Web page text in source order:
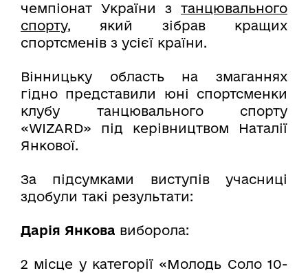
чемпіонат України з танцювального
спорту, який зібрав кращих
спортсменів з усієї країни.
Вінницьку область на змаганнях
гідно представили юні спортсменки
клубу танцювального спорту
«WIZARD» під керівництвом Наталії
Янкової.
За підсумками виступів учасниці
здобули такі результати:
Дарія Янкова виборола:
2 місце у категорії «Молодь Соло 10-